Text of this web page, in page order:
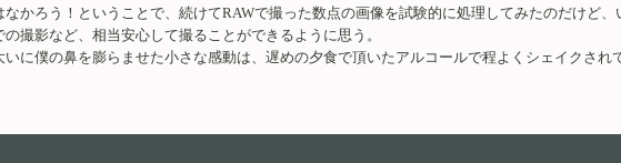
かろう！ということで、続けてRAWで撮った数点の画像を試験的に処理してみたのだけど
撮影など、相当安心して撮ることができるように思う。
に僕の鼻を膨らませた小さな感動は、遅めの夕食で頂いたアルコールで程よくシェイクされ